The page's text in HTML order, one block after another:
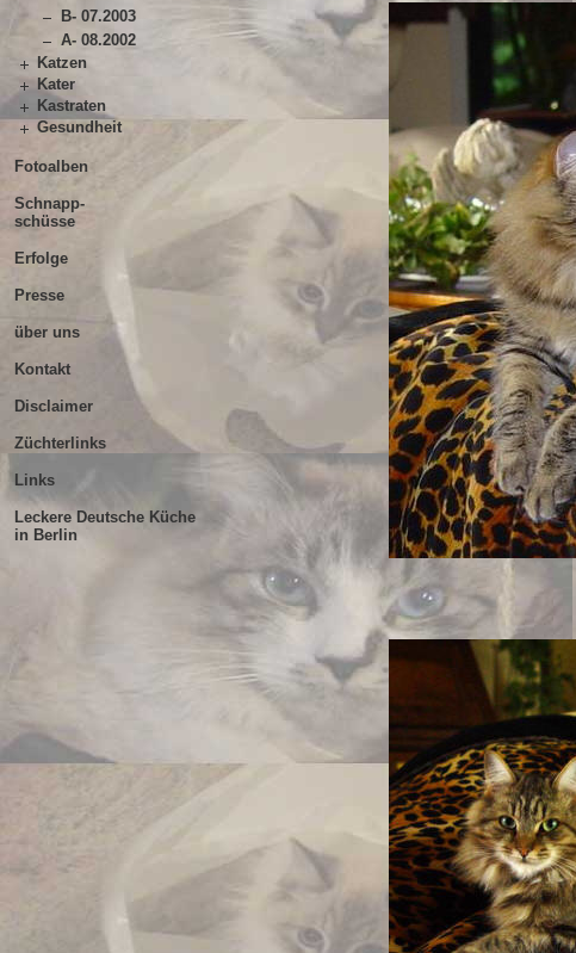
B- 07.2003
A- 08.2002
Katzen
Kater
Kastraten
Gesundheit
Fotoalben
Schnapp-
schüsse
Erfolge
Presse
über uns
Kontakt
Disclaimer
Züchterlinks
Links
Leckere Deutsche Küche
in Berlin